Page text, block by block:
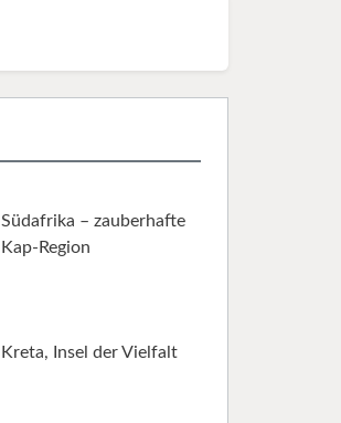
Südafrika – zauberhafte
Kap-Region
Kreta, Insel der Vielfalt